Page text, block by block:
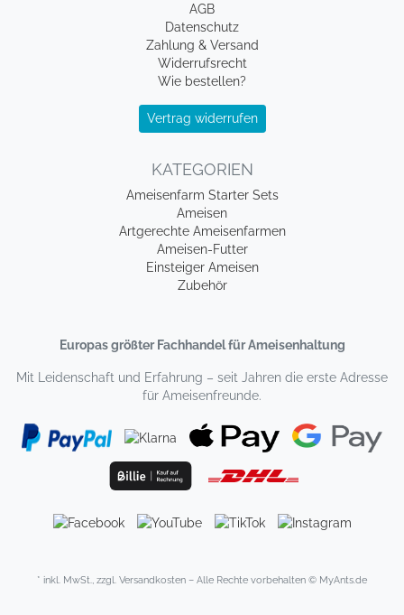
AGB
Datenschutz
Zahlung & Versand
Widerrufsrecht
Wie bestellen?
Vertrag widerrufen
KATEGORIEN
Ameisenfarm Starter Sets
Ameisen
Artgerechte Ameisenfarmen
Ameisen-Futter
Einsteiger Ameisen
Zubehör
Europas größter Fachhandel für Ameisenhaltung
Mit Leidenschaft und Erfahrung – seit Jahren die erste Adresse
für Ameisenfreunde.
* inkl. MwSt., zzgl. Versandkosten – Alle Rechte vorbehalten © MyAnts.de